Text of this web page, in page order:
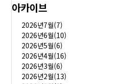
아카이브
2026년7월(7)
2026년6월(10)
2026년5월(6)
2026년4월(16)
2026년3월(6)
2026년2월(13)